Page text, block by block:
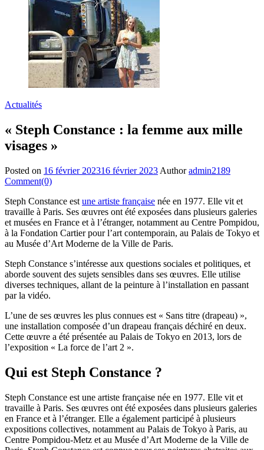
Actualités
« Steph Constance : la femme aux mille
visages »
Posted on 16 février 202316 février 2023 Author admin2189
Comment(0)
Steph Constance est une artiste française née en 1977. Elle vit et
travaille à Paris. Ses œuvres ont été exposées dans plusieurs galeries
et musées en France et à l’étranger, notamment au Centre Pompidou,
à la Fondation Cartier pour l’art contemporain, au Palais de Tokyo et
au Musée d’Art Moderne de la Ville de Paris.
Steph Constance s’intéresse aux questions sociales et politiques, et
aborde souvent des sujets sensibles dans ses œuvres. Elle utilise
diverses techniques, allant de la peinture à l’installation en passant
par la vidéo.
L’une de ses œuvres les plus connues est « Sans titre (drapeau) »,
une installation composée d’un drapeau français déchiré en deux.
Cette œuvre a été présentée au Palais de Tokyo en 2013, lors de
l’exposition « La force de l’art 2 ».
Qui est Steph Constance ?
Steph Constance est une artiste française née en 1977. Elle vit et
travaille à Paris. Ses œuvres ont été exposées dans plusieurs galeries
en France et à l’étranger. Elle a également participé à plusieurs
expositions collectives, notamment au Palais de Tokyo à Paris, au
Centre Pompidou-Metz et au Musée d’Art Moderne de la Ville de